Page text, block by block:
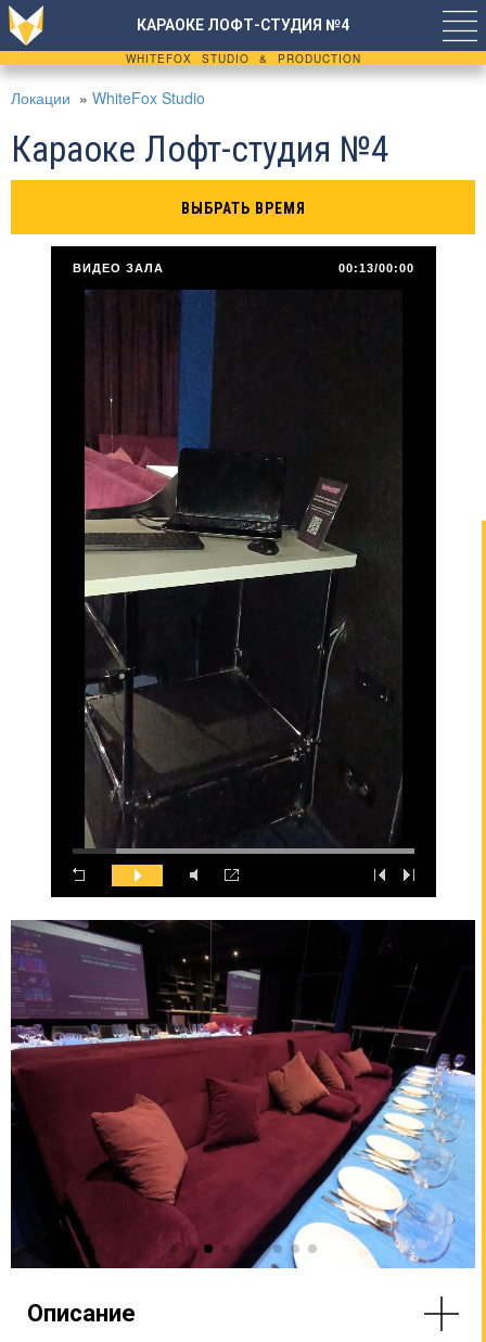
КАРАОКЕ ЛОФТ-СТУДИЯ №4
WHITEFOX STUDIO & PRODUCTION
Локации » WhiteFox Studio
Караоке Лофт-студия №4
ВЫБРАТЬ ВРЕМЯ
ВИДЕО ЗАЛА 00:13/00:00
Описание